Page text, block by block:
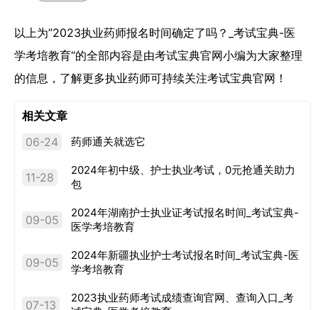
以上为”2023执业药师报名时间确定了吗？_考试宝典-医
学考培教育“的全部内容是由考试宝典官网小编为大家整理
的信息，了解更多执业药师可持续关注考试宝典官网！
相关文章
06-24
药师通关就选它
11-28
2024年初中级、护士执业考试，0元抢通关助力
包
09-05
2024年湖南护士执业证考试报名时间_考试宝典-
医学考培教育
09-05
2024年新疆执业护士考试报名时间_考试宝典-医
学考培教育
07-13
2023执业药师考试成绩查询官网、查询入口_考